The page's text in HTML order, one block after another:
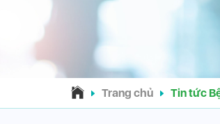
Trang chủ Tin tức